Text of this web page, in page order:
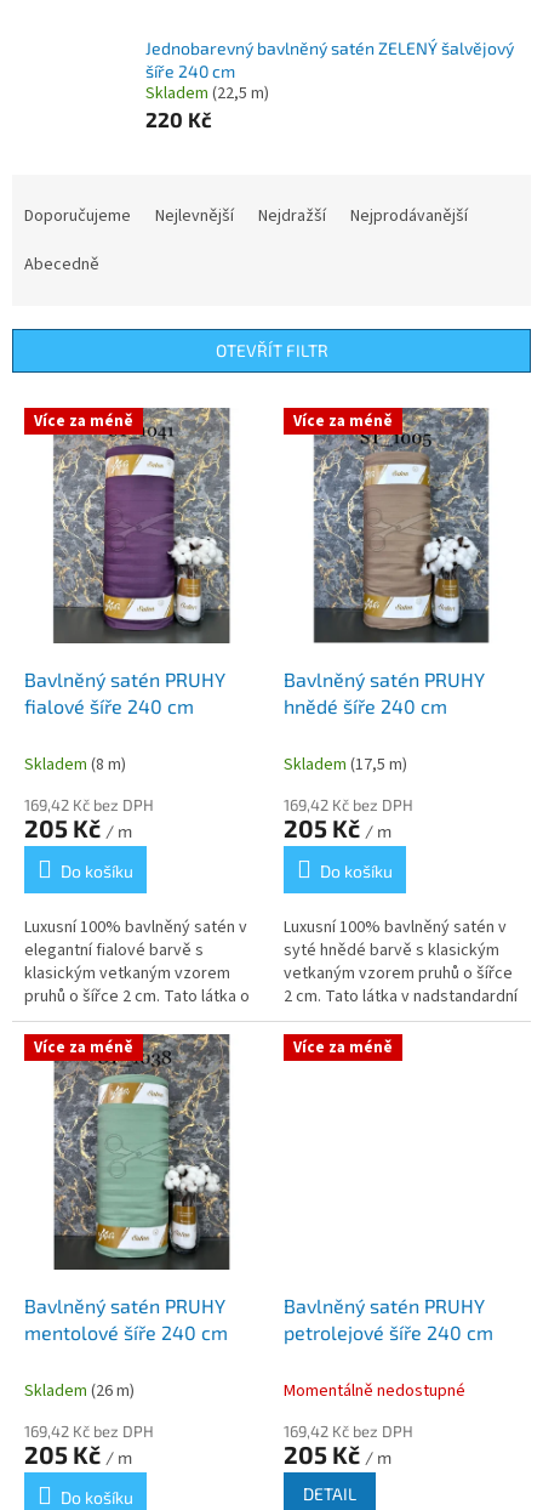
Jednobarevný bavlněný satén ZELENÝ šalvějový
šíře 240 cm
Skladem (22,5 m)
220 Kč
r
Doporučujeme Nejlevnější Nejdražší
Nejprodávanější
Abecedně
OTEVŘÍT FILTR
V Více za méně
Bavlněný satén PRUHY
fialové šíře 240 cm
Skladem (8 m)
169,42 Kč bez DPH
205 Kč / m
Do košíku
Luxusní 100% bavlněný satén v
elegantní fialové barvě s
klasickým vetkaným vzorem
pruhů o šířce 2 cm. Tato látka o
nadstandardní šíři 240 cm je
mimořádně hebká na dotek,...
Více za méně
Bavlněný satén PRUHY
hnědé šíře 240 cm
Skladem (17,5 m)
169,42 Kč bez DPH
205 Kč / m
Do košíku
Luxusní 100% bavlněný satén v
syté hnědé barvě s klasickým
vetkaným vzorem pruhů o šířce
2 cm. Tato látka v nadstandardní
šíři 240 cm vyniká mimořádnou
hebkostí, prodyšností a...
Více za méně
Bavlněný satén PRUHY
mentolové šíře 240 cm
Skladem (26 m)
169,42 Kč bez DPH
205 Kč / m
Do košíku
Více za méně
Bavlněný satén PRUHY
petrolejové šíře 240 cm
Momentálně nedostupné
169,42 Kč bez DPH
205 Kč / m
DETAIL